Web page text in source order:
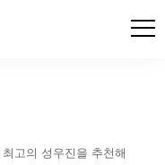
고의 성우진을 추천해